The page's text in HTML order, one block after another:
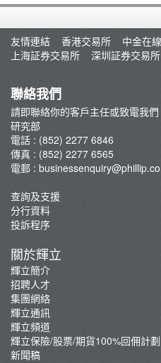
研究報告
市況評論
交易員評論
友情連結
香港交易所 中金在
上海証券交易所
深圳証券交易所
聯絡我們
請即聯絡你的客戶主任或致電我們
研究部
電話 : (852) 2277 6846
傳真 : (852) 2277 6565
電郵 :
查詢及支援
分行資料
投訴程序
關於輝立
輝立簡介
招聘人才
集團網絡
輝立通訊
輝立頻道
輝立保險/股票/期貨100%回佣計劃
新聞稿